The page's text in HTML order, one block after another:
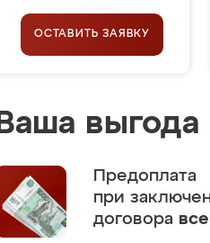
ОСТАВИТЬ ЗАЯВКУ
Ваша выгода
Предоплата
при
договора